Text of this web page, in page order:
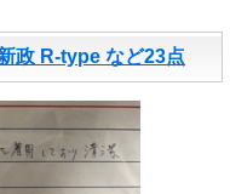
政 R-type など23点